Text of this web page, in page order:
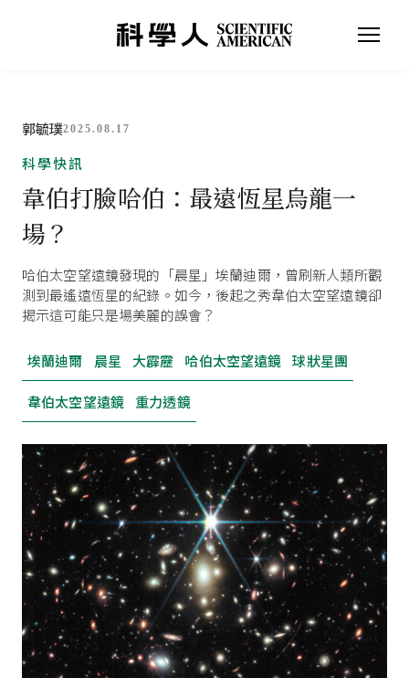
郭毓璞2025.08.17
科學快訊
韋伯打臉哈伯：最遠恆星烏龍一
場？
哈伯太空望遠鏡發現的「晨星」埃蘭迪爾，曾刷新人類所觀
測到最遙遠恆星的紀錄。如今，後起之秀韋伯太空望遠鏡卻
揭示這可能只是場美麗的誤會？
埃蘭迪爾 晨星 大霹靂 哈伯太空望遠鏡 球狀星團
韋伯太空望遠鏡 重力透鏡